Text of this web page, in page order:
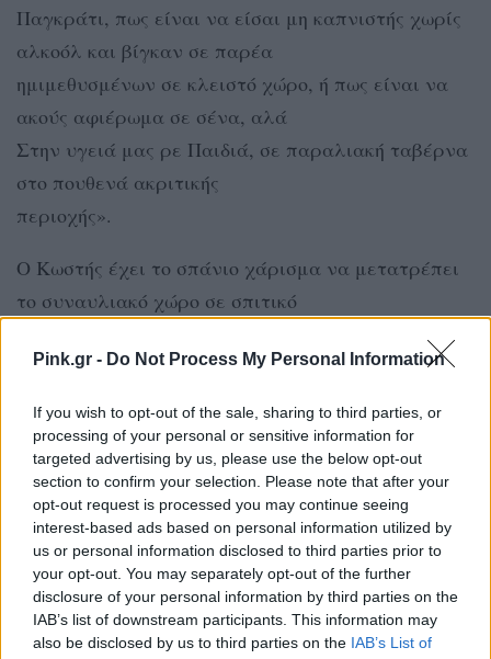
Pink.gr - Do Not Process My Personal Information
If you wish to opt-out of the sale, sharing to third parties, or
processing of your personal or sensitive information for
targeted advertising by us, please use the below opt-out
section to confirm your selection. Please note that after your
opt-out request is processed you may continue seeing
interest-based ads based on personal information utilized by
us or personal information disclosed to third parties prior to
your opt-out. You may separately opt-out of the further
disclosure of your personal information by third parties on the
IAB’s list of downstream participants. This information may
also be disclosed by us to third parties on the IAB’s List of
Παγκράτι, πως είναι να είσαι μη καπνιστής χωρίς
αλκοόλ και βίγκαν σε παρέα
ημιμεθυσμένων σε κλειστό χώρο, ή πως είναι να
ακούς αφιέρωμα σε σένα, αλά
Στην υγειά μας ρε Παιδιά, σε παραλιακή ταβέρνα
στο πουθενά ακριτικής
περιοχής».
Ο Κωστής έχει το σπάνιο χάρισμα να μετατρέπει
το συναυλιακό χώρο σε σπιτικό
κάλεσμα. Με τη ζεστασιά και την οικειότητα μιας
καλής παρέας που είχες χρόνια
για λίγες παραστάσεις.
ΔΙΑΦΗΜΙΣΗ